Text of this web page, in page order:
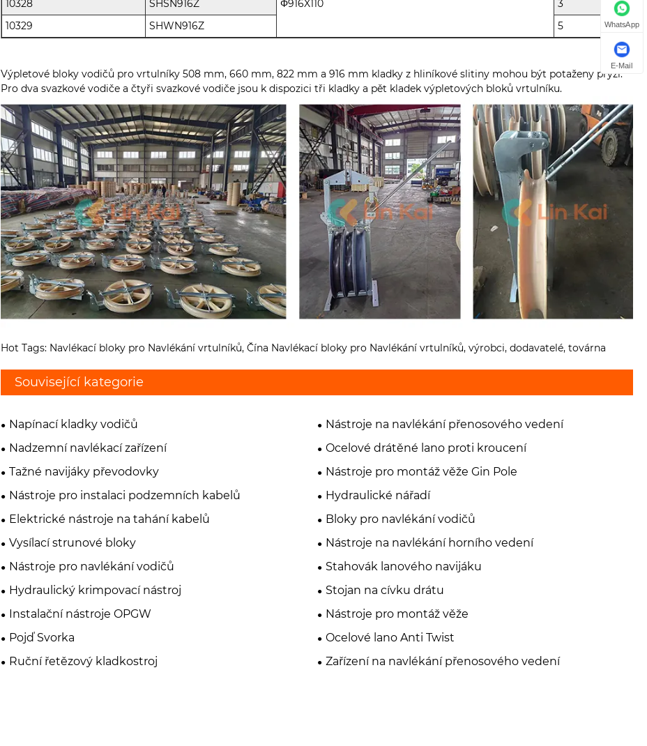
Φ916X110
10328
SHSN916Z
3
10329
SHWN916Z 5
Výpletové bloky vodičů pro vrtulníky 508 mm, 660 mm, 822 mm a 916 mm kladky z hliníkové slitiny mohou být potaženy pryží.
Pro dva svazkové vodiče a čtyři svazkové vodiče jsou k dispozici tři kladky a pět kladek výpletových bloků vrtulníku.
Hot Tags: Navlékací bloky pro Navlékání vrtulníků, Čína Navlékací bloky pro Navlékání vrtulníků, výrobci, dodavatelé, továrna
Související kategorie
Napínací kladky vodičů
Nástroje na navlékání přenosového vedení
Nadzemní navlékací zařízení
Ocelové drátěné lano proti kroucení
Tažné navijáky převodovky
Nástroje pro montáž věže Gin Pole
Nástroje pro instalaci podzemních kabelů
Hydraulické nářadí
Elektrické nástroje na tahání kabelů
Bloky pro navlékání vodičů
Vysílací strunové bloky
Nástroje na navlékání horního vedení
Nástroje pro navlékání vodičů
Stahovák lanového navijáku
Hydraulický krimpovací nástroj
Stojan na cívku drátu
Instalační nástroje OPGW
Nástroje pro montáž věže
Pojď Svorka
Ocelové lano Anti Twist
Ruční řetězový kladkostroj
Zařízení na navlékání přenosového vedení
WhatsApp
E-Mail